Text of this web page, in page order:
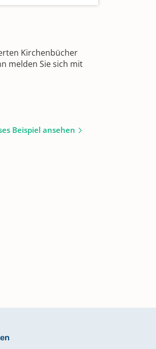
Kirchenbücher
melden Sie sich mit
Beispiel ansehen